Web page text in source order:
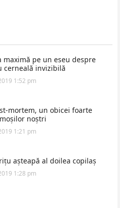
maximă pe un eseu despre
cerneală invizibilă
1:52 pm
mortem, un obicei foarte
noștri
1:21 pm
așteapă al doilea copilaș
1:28 pm